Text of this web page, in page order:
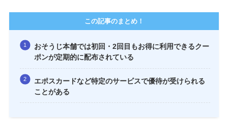
この記事のまとめ！
おそうじ本舗では初回・2回目もお得に利用できるクー
ポンが定期的に配布されている
エポスカードなど特定のサービスで優待が受けられる
ことがある